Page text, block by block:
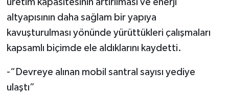
altyapısının daha sağlam bir yapıya
kavuşturulması yönünde yürüttükleri çalışmaları
kapsamlı biçimde ele aldıklarını kaydetti.
-“Devreye alınan mobil santral sayısı yediye
ulaştı”